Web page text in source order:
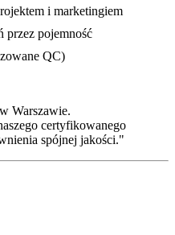
i marketingiem
przez pojemność
QC)
Warszawie.
certyfikowanego
spójnej jakości."